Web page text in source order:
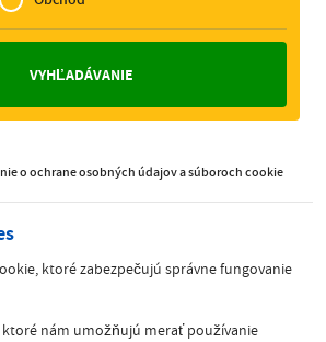
o ochrane osobných údajov a súboroch cookie
ktoré zabezpečujú správne fungovanie
ktoré nám umožňujú merať používanie